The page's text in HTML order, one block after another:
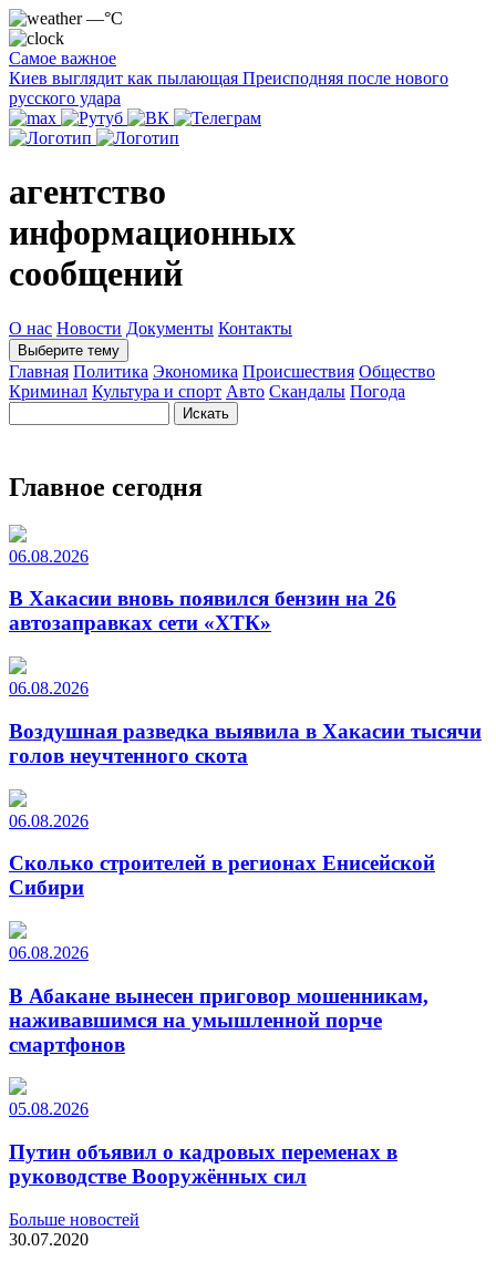
—°C
Самое важное
Киев выглядит как пылающая Преисподняя после нового
русского удара
агентство
информационных
сообщений
О нас Новости Документы Контакты
Выберите тему
Главная Политика Экономика Происшествия Общество
Криминал Культура и спорт Авто Скандалы Погода
Главное сегодня
06.08.2026
В Хакасии вновь появился бензин на 26
автозаправках сети «ХТК»
06.08.2026
Воздушная разведка выявила в Хакасии тысячи
голов неучтенного скота
06.08.2026
Сколько строителей в регионах Енисейской
Сибири
06.08.2026
В Абакане вынесен приговор мошенникам,
наживавшимся на умышленной порче
смартфонов
05.08.2026
Путин объявил о кадровых переменах в
руководстве Вооружённых сил
Больше новостей
30.07.2020